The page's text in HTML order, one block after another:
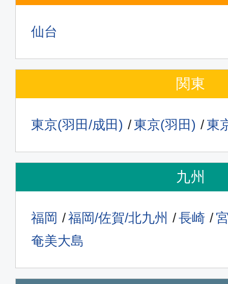
仙台
関東
東京(羽田/成田) 東京(羽田) 東
九州
福岡 福岡/佐賀/北九州 長崎
奄美大島